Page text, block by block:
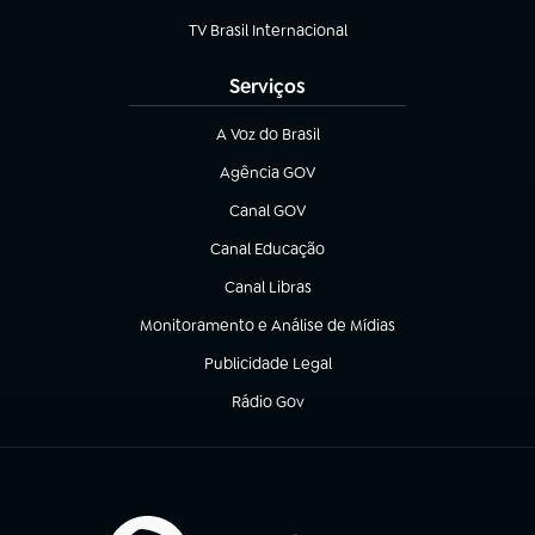
TV Brasil Internacional
(abre em nova aba)
Serviços
A Voz do Brasil
(abre em nova aba)
Agência GOV
(abre em nova aba)
Canal GOV
(abre em nova aba)
Canal Educação
(abre em nova aba)
Canal Libras
(abre em nova aba)
Monitoramento e Análise de Mídias
(abre em nova aba)
Publicidade Legal
(abre em nova aba)
Rádio Gov
(abre em nova aba)